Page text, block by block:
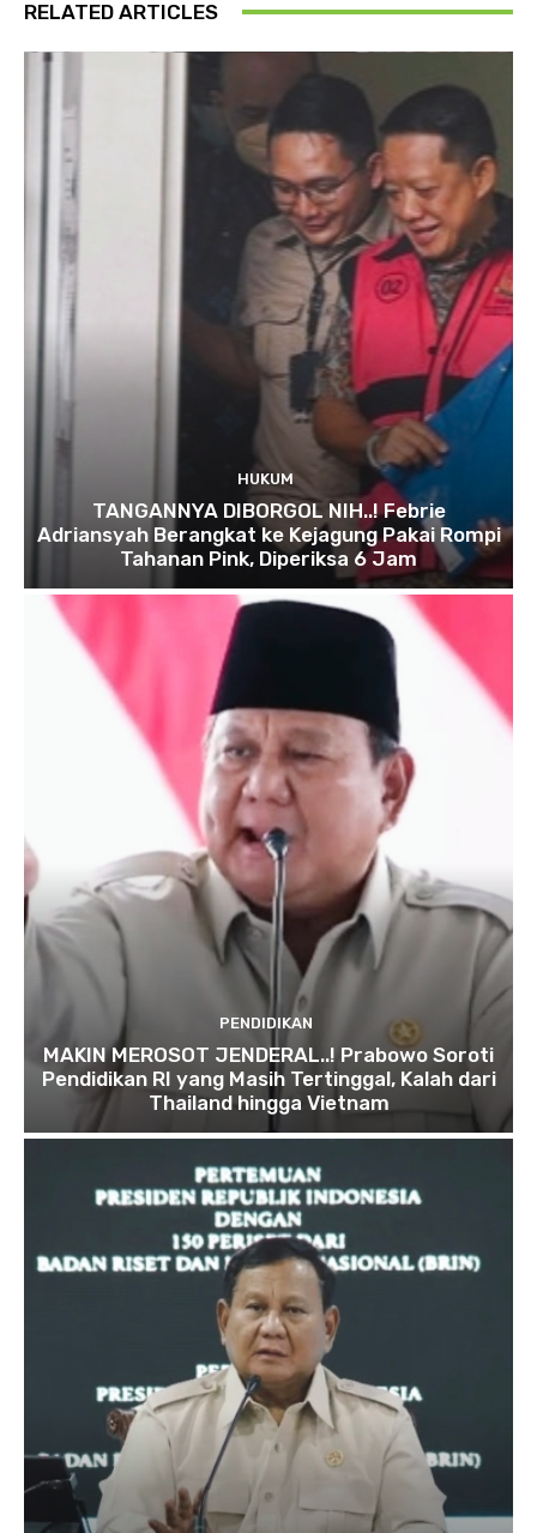
RELATED ARTICLES
HUKUM
TANGANNYA DIBORGOL NIH..! Febrie
Adriansyah Berangkat ke Kejagung Pakai Rompi
Tahanan Pink, Diperiksa 6 Jam
PENDIDIKAN
MAKIN MEROSOT JENDERAL..! Prabowo Soroti
Pendidikan RI yang Masih Tertinggal, Kalah dari
Thailand hingga Vietnam